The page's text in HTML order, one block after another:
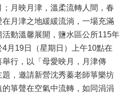
月映月津，溫柔流轉人間，春
月津之地緩緩流淌，一場充滿
動溫馨展開，鹽水區公所115年
月19日（星期日）上午10點在
行，以「母愛映月，月津傳
，邀請新營沈秀蓁老師箏樂坊
箏聲在空氣中流轉，如同涓涓